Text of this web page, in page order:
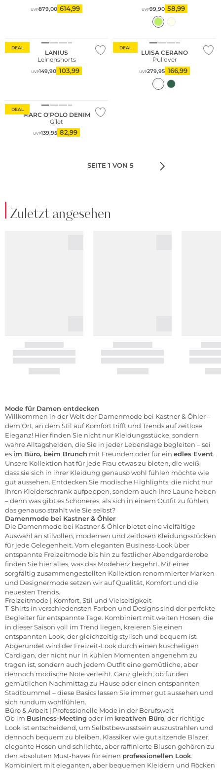
UVP879,00 614,99 UVP99,90 58,99
DEAL
LANIUS
Leinenshorts
UVP149,90 103,99
DEAL
LUISA CERANO
Pullover
UVP279,95 166,99
DEAL
MARC O'POLO DENIM
Gilet
UVP139,95 82,99
SEITE 1 VON 5
Zuletzt angesehen
Mode für Damen entdecken
Willkommen in der Welt der Damenmode bei Kastner & Öhler –
dem Ort, an dem Stil auf Komfort trifft und Trends auf zeitlose
Eleganz! Hier finden Sie nicht nur Kleidungsstücke, sondern
wahre Alltagshelden, die Sie in jeder Lebenslage begleiten – sei
es im Büro, beim Brunch mit Freunden oder für ein edles Event.
Unsere Kollektion hat für jede Frau etwas zu bieten, die weiß,
dass sie sich in ihrer Kleidung genauso wohl fühlen möchte wie
gut aussehen. Entdecken Sie modische Highlights, die nicht nur
Ihren Kleiderschrank aufpeppen, sondern auch Ihre Laune heben
– denn was gibt es Schöneres, als sich in einem Outfit zu fühlen,
das genauso strahlt wie Sie selbst?
Damenmode bei Kastner & Öhler
Die Damenmode bei Kastner & Öhler bietet eine vielfältige
Auswahl an stilvollen, modernen und zeitlosen Kleidungsstücken
für jede Gelegenheit. Vom eleganten Business-Look über
entspannte Freizeitmode bis hin zu festlicher Abendgarderobe
finden Sie hier alles, was das Modeherz begehrt. Mit einer
sorgfältig zusammengestellten Kollektion renommierter Marken
und Designermode setzen wir auf Qualität, Komfort und die
neuesten Trends.
Freizeitmode | Komfort, Stil und Vielseitigkeit
T-Shirts in verschiedensten Farben und Designs sind der perfekte
Begleiter für entspannte Tage. Kombiniert mit weiten Hosen, die
in dieser Saison voll im Trend liegen, kreieren Sie einen
entspannten Look, der gleichzeitig stylisch und bequem ist.
Abgerundet wird der Freizeit-Look durch einen kuscheligen
Cardigan, der nicht nur in kühlen Momenten angenehm zu
tragen ist, sondern auch jedem Outfit eine gemütliche, aber
dennoch modische Note verleiht. Ganz gleich, ob für den
gemütlichen Nachmittag zu Hause oder einen entspannten
Stadtbummel – diese Basics lassen Sie immer gut aussehen und
sich rundum wohlfühlen.
Büro & Arbeit | Professionelle Mode in der Berufswelt
Ob im Business-Meeting oder im kreativen Büro, der richtige
Look ist entscheidend, um Selbstbewusstsein auszustrahlen und
dennoch bequem zu bleiben. Klassiker wie gut sitzende Blazer,
elegante Hosen und schlichte, aber raffinierte Blusen gehören zu
den absoluten Must-haves für einen professionellen Look.
Kombiniert mit eleganten, aber bequemen Kleidern und Röcken